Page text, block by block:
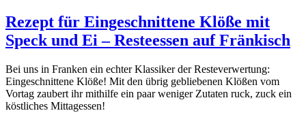
Rezept für Eingeschnittene Klöße mit
Speck und Ei – Resteessen auf Fränkisch
Bei uns in Franken ein echter Klassiker der Resteverwertung:
Eingeschnittene Klöße! Mit den übrig gebliebenen Klößen vom
Vortag zaubert ihr mithilfe ein paar weniger Zutaten ruck, zuck ein
köstliches Mittagessen!